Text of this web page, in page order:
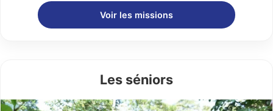
Voir les missions
Les séniors